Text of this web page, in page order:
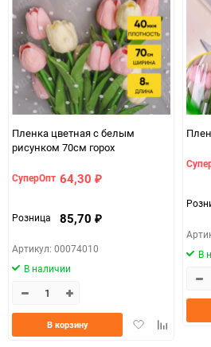
ЦветНоменклатуры
Пленка цветная с белым
рисунком 70см горох
СуперОпт 64,30 ₽
Розница 85,70 ₽
Артикул: 00074010
В наличии
ДобавитьДобавить
В корзину
В